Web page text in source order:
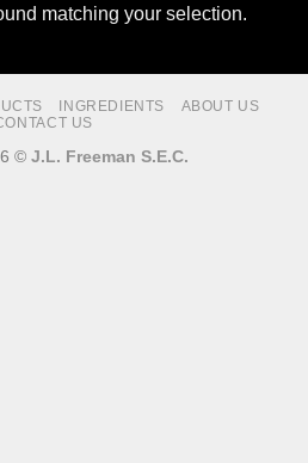
matching your selection.
INGREDIENTS
ABOUT US
US
© J.L. Freeman S.E.C.